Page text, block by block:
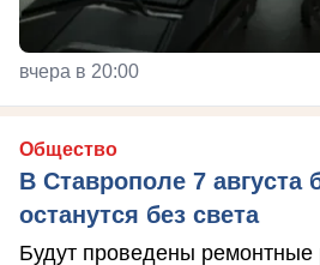
вчера в 20:00
Общество
В Ставрополе 7 августа
останутся без света
Будут проведены ремонтные